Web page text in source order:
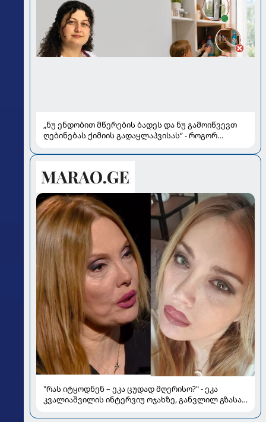
„ნუ ენდობით მწერების ბადეს და ნუ გამოიწვევთ
ღებინებას ქიმიის გადაყლაპვისას“ - როგორ
სალომე ახვლედიანის რჩევები
"რას იტყოდნენ – ეკა ცუდად მღერისო?" - ეკა
კვალიაშვილის ინტერვიუ ოჯახზე, განვლილ გზასა